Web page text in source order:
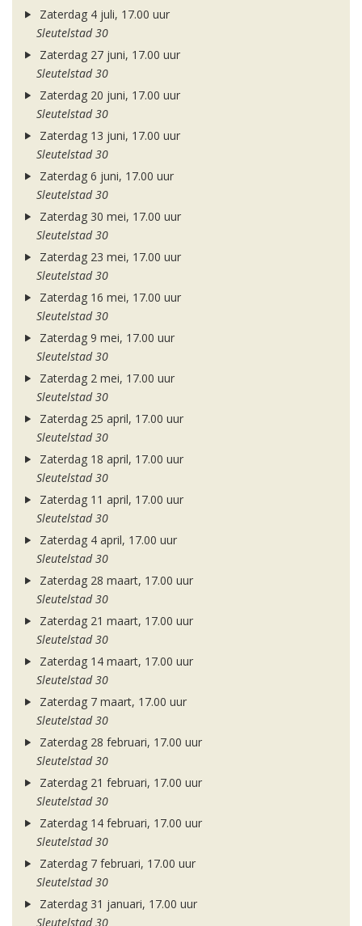
Zaterdag 4 juli, 17.00 uur
Sleutelstad 30
Zaterdag 27 juni, 17.00 uur
Sleutelstad 30
Zaterdag 20 juni, 17.00 uur
Sleutelstad 30
Zaterdag 13 juni, 17.00 uur
Sleutelstad 30
Zaterdag 6 juni, 17.00 uur
Sleutelstad 30
Zaterdag 30 mei, 17.00 uur
Sleutelstad 30
Zaterdag 23 mei, 17.00 uur
Sleutelstad 30
Zaterdag 16 mei, 17.00 uur
Sleutelstad 30
Zaterdag 9 mei, 17.00 uur
Sleutelstad 30
Zaterdag 2 mei, 17.00 uur
Sleutelstad 30
Zaterdag 25 april, 17.00 uur
Sleutelstad 30
Zaterdag 18 april, 17.00 uur
Sleutelstad 30
Zaterdag 11 april, 17.00 uur
Sleutelstad 30
Zaterdag 4 april, 17.00 uur
Sleutelstad 30
Zaterdag 28 maart, 17.00 uur
Sleutelstad 30
Zaterdag 21 maart, 17.00 uur
Sleutelstad 30
Zaterdag 14 maart, 17.00 uur
Sleutelstad 30
Zaterdag 7 maart, 17.00 uur
Sleutelstad 30
Zaterdag 28 februari, 17.00 uur
Sleutelstad 30
Zaterdag 21 februari, 17.00 uur
Sleutelstad 30
Zaterdag 14 februari, 17.00 uur
Sleutelstad 30
Zaterdag 7 februari, 17.00 uur
Sleutelstad 30
Zaterdag 31 januari, 17.00 uur
Sleutelstad 30